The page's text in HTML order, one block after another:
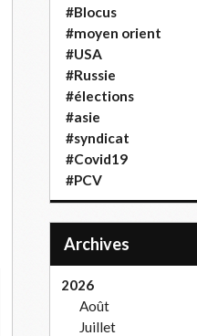
#Blocus
#moyen orient
#USA
#Russie
#élections
#asie
#syndicat
#Covid19
#PCV
Archives
2026
Août
Juillet